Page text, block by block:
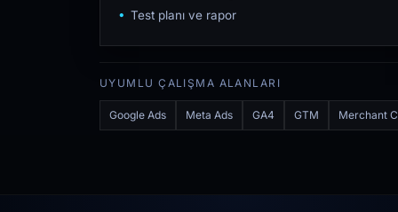
Test planı ve rapor
UYUMLU ÇALIŞMA ALANLARI
Google Ads Meta Ads GA4 GTM Merchant